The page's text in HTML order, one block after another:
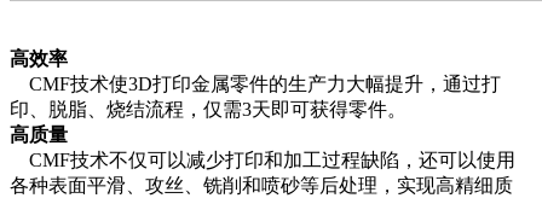
高效率
CMF技术使3D打印金属零件的生产力大幅提升，通过打
印、脱脂、烧结流程，仅需3天即可获得零件。
高质量
CMF技术不仅可以减少打印和加工过程缺陷，还可以使用
各种表面平滑、攻丝、铣削和喷砂等后处理，实现高精细质